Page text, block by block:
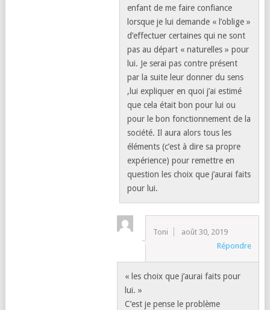
enfant de me faire confiance
lorsque je lui demande « l’oblige »
d’effectuer certaines qui ne sont
pas au départ « naturelles » pour
lui. Je serai pas contre présent
par la suite leur donner du sens
,lui expliquer en quoi j’ai estimé
que cela était bon pour lui ou
pour le bon fonctionnement de la
société. Il aura alors tous les
éléments (c’est à dire sa propre
expérience) pour remettre en
question les choix que j’aurai faits
pour lui.
Toni
août 30, 2019
Répondre
« les choix que j’aurai faits pour
lui. »
C’est je pense le problème